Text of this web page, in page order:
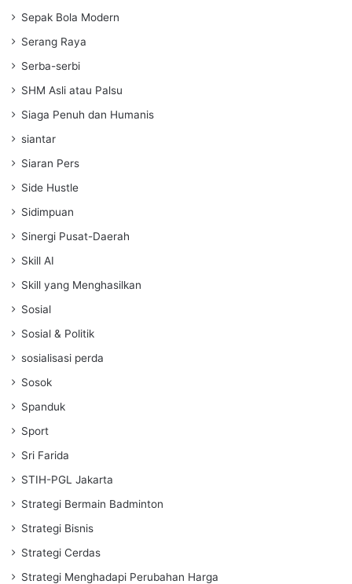
Sepak Bola Modern
Serang Raya
Serba-serbi
SHM Asli atau Palsu
Siaga Penuh dan Humanis
siantar
Siaran Pers
Side Hustle
Sidimpuan
Sinergi Pusat-Daerah
Skill AI
Skill yang Menghasilkan
Sosial
Sosial & Politik
sosialisasi perda
Sosok
Spanduk
Sport
Sri Farida
STIH-PGL Jakarta
Strategi Bermain Badminton
Strategi Bisnis
Strategi Cerdas
Strategi Menghadapi Perubahan Harga